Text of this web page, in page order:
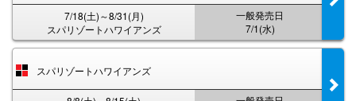
一般発売日
7/1(水)
7/18(土)～8/31(月)
スパリゾートハワイアンズ
スパリゾートハワイアンズ